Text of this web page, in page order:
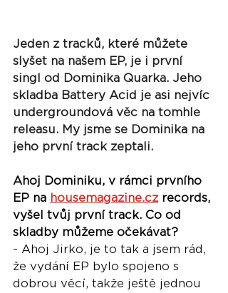
Jeden z tracků, které můžete
slyšet na našem EP, je i první
singl od Dominika Quarka. Jeho
skladba Battery Acid je asi nejvíc
undergroundová věc na tomhle
releasu. My jsme se Dominika na
jeho první track zeptali.
Ahoj Dominiku, v rámci prvního
EP na housemagazine.cz records,
vyšel tvůj první track. Co od
skladby můžeme očekávat?
- Ahoj Jirko, je to tak a jsem rád,
že vydání EP bylo spojeno s
dobrou věcí, takže ještě jednou